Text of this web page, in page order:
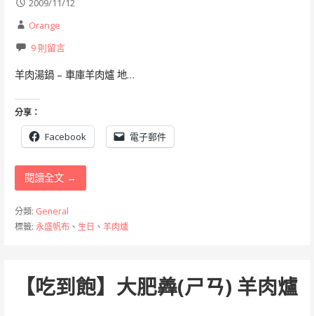
2009/11/12
Orange
9 則留言
羊肉湯鍋 – 車庫羊肉爐 地…
分享：
Facebook 電子郵件
閱讀全文 →
分類: General
標籤: 永盛帆布、 生日 、 羊肉爐
【吃到飽】大肥羴(ㄕㄢ) 羊肉爐